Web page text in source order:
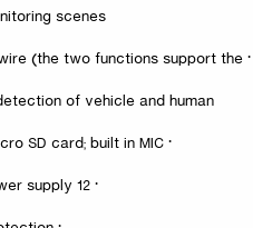
scenes.
· Intelligent monitoring: Intrusion, tripwire (the two functions support the
of vehicle and human)
· Supports max. 256 G Micro SD card; built in MIC.
· 12 VDC/PoE power supply.